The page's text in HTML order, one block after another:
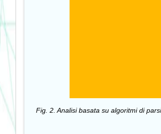
Fig. 2. Analisi basata su algoritmi di